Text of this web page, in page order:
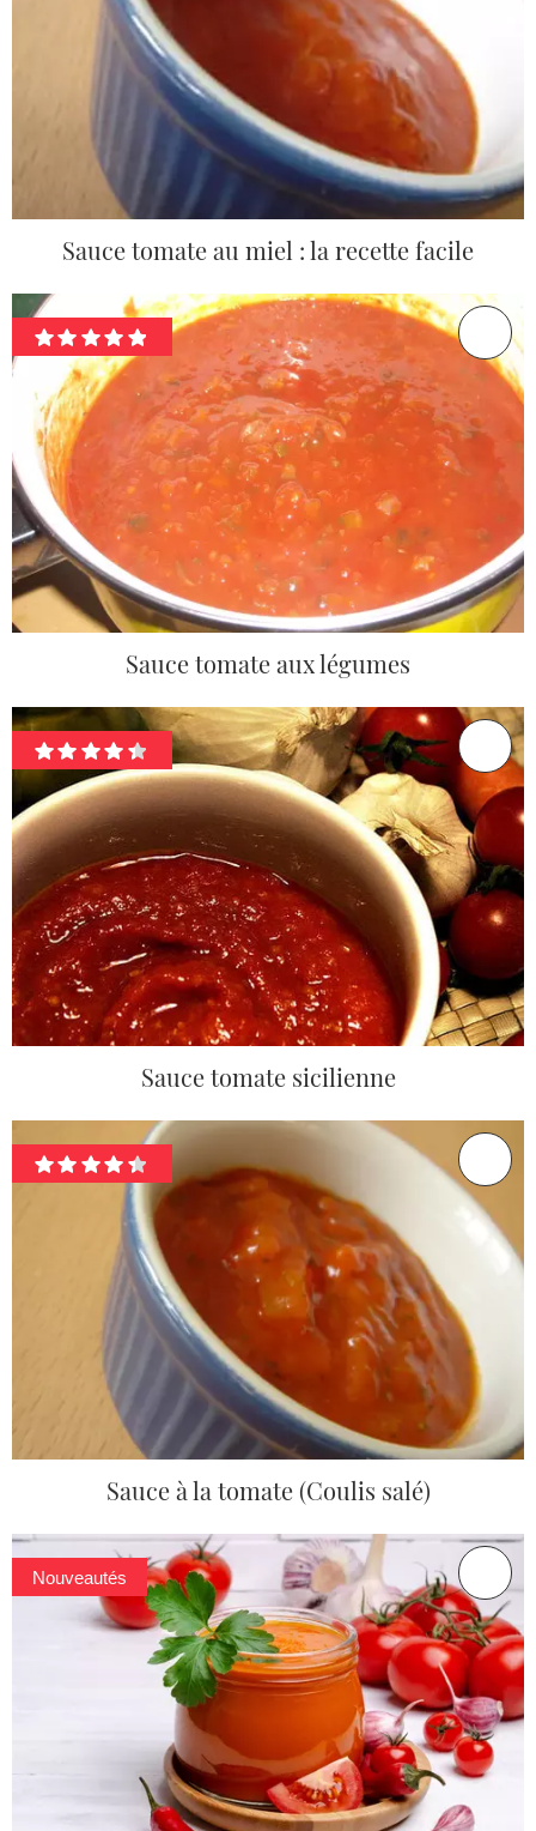
Sauce tomate au miel : la recette facile
Sauce tomate aux légumes
Sauce tomate sicilienne
Sauce à la tomate (Coulis salé)
Nouveautés